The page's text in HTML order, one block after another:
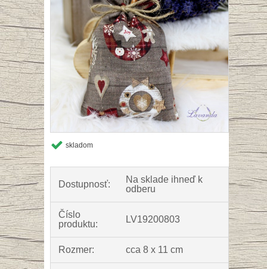
skladom
Dostupnosť:
Na sklade ihneď k
odberu
Číslo
produktu:
LV19200803
Rozmer: cca 8 x 11 cm